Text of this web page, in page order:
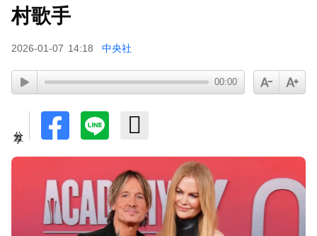
村歌手
2026-01-07 14:18 中央社
00:00